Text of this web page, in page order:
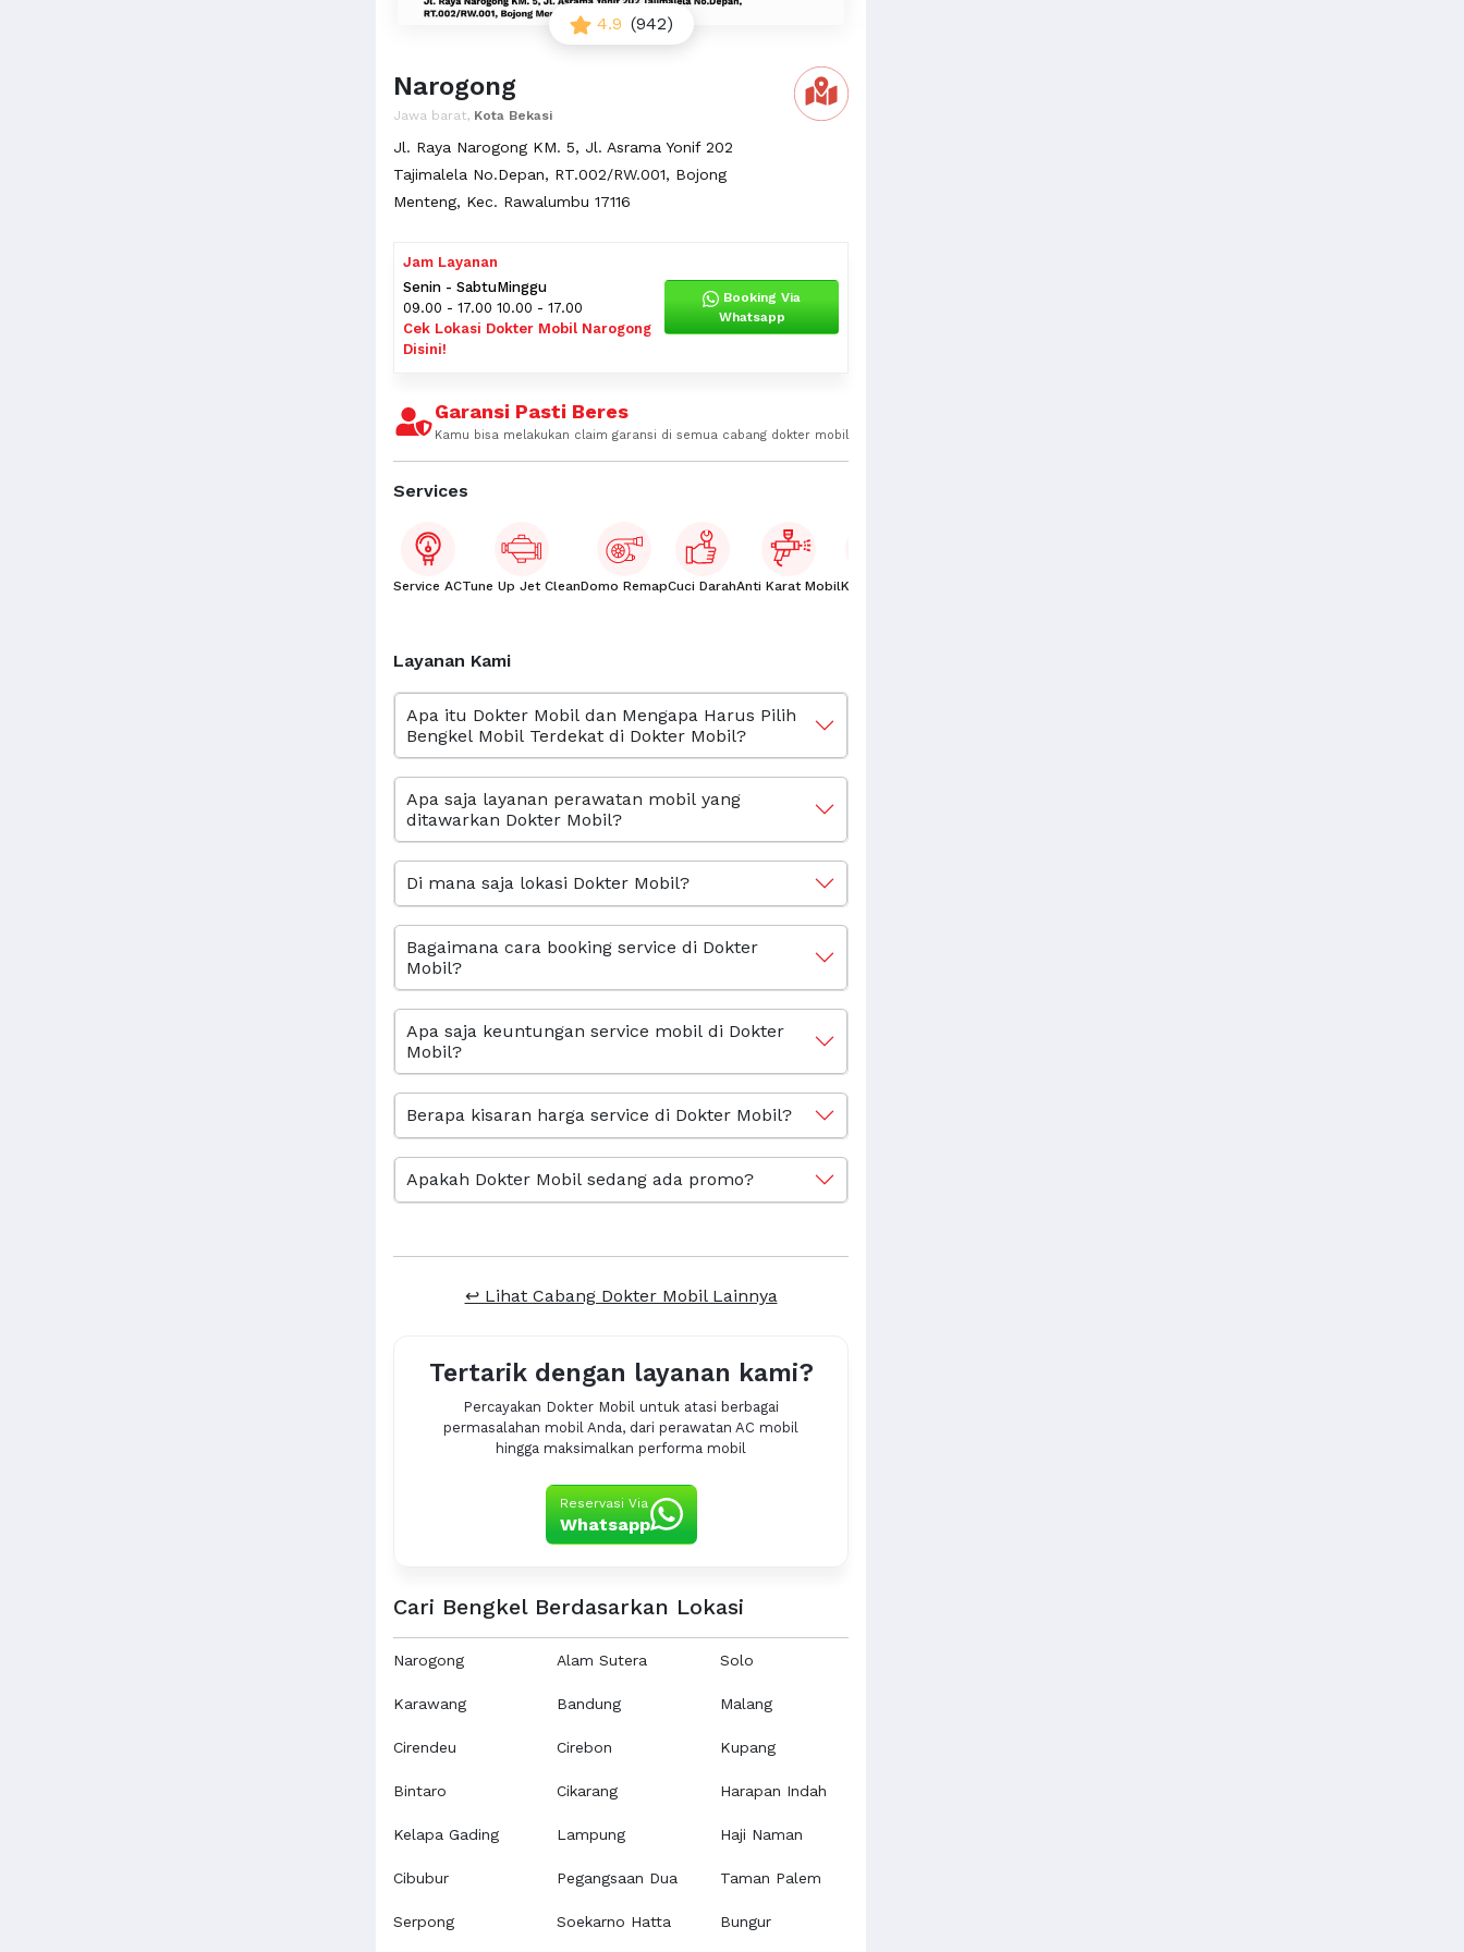
4.9 (942)
Narogong
Jawa barat, Kota Bekasi
Jl. Raya Narogong KM. 5, Jl. Asrama Yonif 202
Tajimalela No.Depan, RT.002/RW.001, Bojong
Menteng, Kec. Rawalumbu 17116
Jam Layanan
Senin - Sabtu
09.00 - 17.00
Minggu
10.00 - 17.00
Cek Lokasi Dokter Mobil Narogong
Disini!
Booking Via
Whatsapp
Garansi Pasti Beres
Kamu bisa melakukan claim garansi di semua cabang dokter mobil
Services
Service ACTune Up Jet CleanDomo RemapCuci DarahAnti Karat MobilKaca Film
Layanan Kami
Apa itu Dokter Mobil dan Mengapa Harus Pilih
Bengkel Mobil Terdekat di Dokter Mobil?
Apa saja layanan perawatan mobil yang
ditawarkan Dokter Mobil?
Di mana saja lokasi Dokter Mobil?
Bagaimana cara booking service di Dokter
Mobil?
Apa saja keuntungan service mobil di Dokter
Mobil?
Berapa kisaran harga service di Dokter Mobil?
Apakah Dokter Mobil sedang ada promo?
↩ Lihat Cabang Dokter Mobil Lainnya
Tertarik dengan layanan kami?
Percayakan Dokter Mobil untuk atasi berbagai
permasalahan mobil Anda, dari perawatan AC mobil
hingga maksimalkan performa mobil
Reservasi Via
Whatsapp
Cari Bengkel Berdasarkan Lokasi
Narogong
Karawang
Cirendeu
Bintaro
Kelapa Gading
Cibubur
Serpong
Alam Sutera
Bandung
Cirebon
Cikarang
Lampung
Pegangsaan Dua
Soekarno Hatta
Solo
Malang
Kupang
Harapan Indah
Haji Naman
Taman Palem
Bungur